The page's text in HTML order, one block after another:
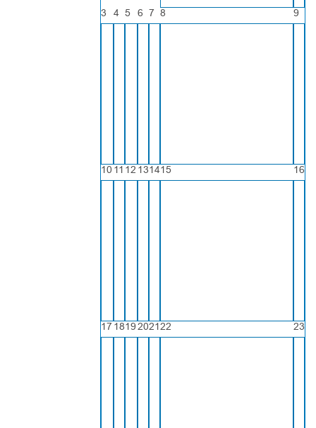
3 4 5 6 7 8 9
10 11 12 131415 16
171819202122 23